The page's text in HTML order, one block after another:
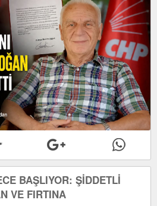
BAŞLIYOR: ŞİDDETLİ
VE FIRTINA